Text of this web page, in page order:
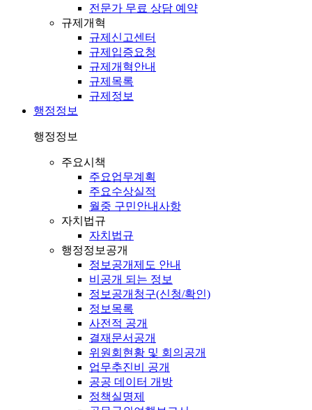
전문가 무료 상담 예약
규제개혁
규제신고센터
규제입증요청
규제개혁안내
규제목록
규제정보
행정정보
행정정보
주요시책
주요업무계획
주요수상실적
월중 구민안내사항
자치법규
자치법규
행정정보공개
정보공개제도 안내
비공개 되는 정보
정보공개청구(신청/확인)
정보목록
사전적 공개
결재문서공개
위원회현황 및 회의공개
업무추진비 공개
공공 데이터 개방
정책실명제